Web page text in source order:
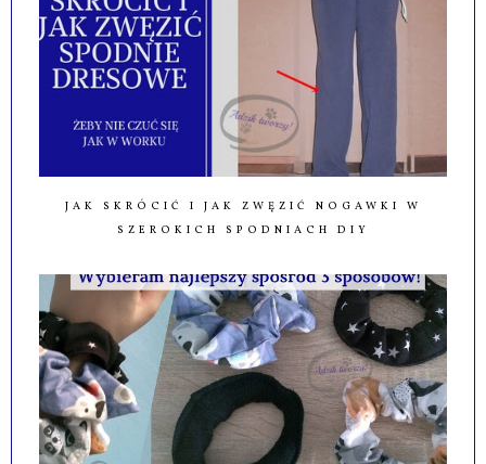
JAK SKRÓCIĆ I JAK ZWĘZIĆ NOGAWKI W
SZEROKICH SPODNIACH DIY